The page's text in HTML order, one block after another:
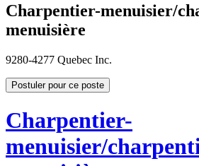
Charpentier-menuisier/
menuisière
9280-4277 Quebec Inc.
Postuler pour ce poste
Charpentier-
menuisier/